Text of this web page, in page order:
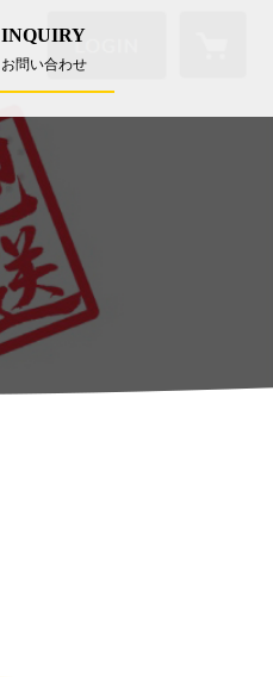
INQUIRY
お問い合わせ